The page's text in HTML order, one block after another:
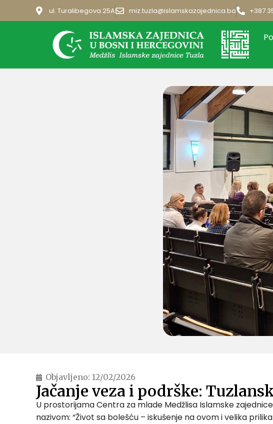
ul. Turalibegova 25A miz.tuzla@islamskazajednica.ba +387
Objavljeno: 12/02/2026
Jačanje veza i podrške:
U prostorijama Centra za mlade Medžlisa Islamske
nazivom: “Život sa bolešću – iskušenje na ovom i velika